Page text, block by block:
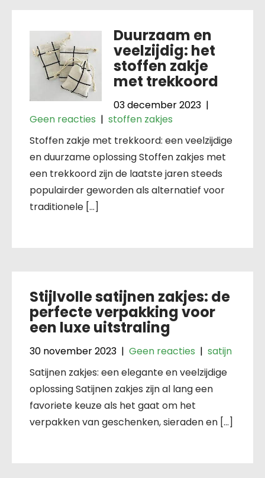
Duurzaam en
veelzijdig: het
stoffen zakje
met trekkoord
03 december 2023 |
Geen reacties | stoffen zakjes
Stoffen zakje met trekkoord: een veelzijdige
en duurzame oplossing Stoffen zakjes met
een trekkoord zijn de laatste jaren steeds
populairder geworden als alternatief voor
traditionele […]
Stijlvolle satijnen zakjes: de
perfecte verpakking voor
een luxe uitstraling
30 november 2023 | Geen reacties | satijn
Satijnen zakjes: een elegante en veelzijdige
oplossing Satijnen zakjes zijn al lang een
favoriete keuze als het gaat om het
verpakken van geschenken, sieraden en […]